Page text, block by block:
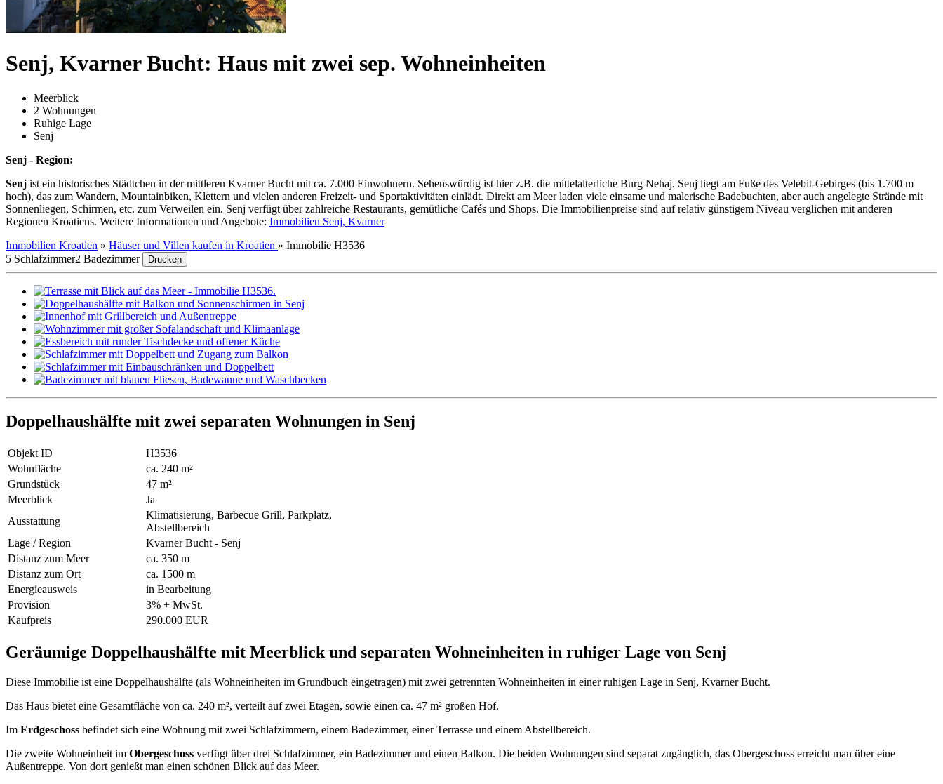
Senj, Kvarner Bucht: Haus mit zwei sep. Wohneinheiten
Meerblick
2 Wohnungen
Ruhige Lage
Senj
Senj - Region:
Senj ist ein historisches Städtchen in der mittleren Kvarner Bucht mit ca. 7.000 Einwohnern. Sehenswürdig ist hier z.B. die mittelalterliche Burg Nehaj. Senj liegt am Fuße des Velebit-Gebirges (bis 1.700 m
hoch), das zum Wandern, Mountainbiken, Klettern und vielen anderen Freizeit- und Sportaktivitäten einlädt. Direkt am Meer laden viele einsame und malerische Badebuchten, aber auch angelegte Strände mit
Sonnenliegen, Schirmen, etc. zum Verweilen ein. Senj verfügt über zahlreiche Restaurants, gemütliche Cafés und Shops. Die Immobilienpreise sind auf relativ günstigem Niveau verglichen mit anderen
Regionen Kroatiens. Weitere Informationen und Angebote: Immobilien Senj, Kvarner
Immobilien Kroatien » Häuser und Villen kaufen in Kroatien » Immobilie H3536
5 Schlafzimmer2 Badezimmer Drucken
Doppelhaushälfte mit zwei separaten Wohnungen in Senj
Objekt ID
H3536
Wohnfläche
ca. 240 m²
Grundstück
47 m²
Meerblick
Ja
Ausstattung
Klimatisierung, Barbecue Grill, Parkplatz,
Abstellbereich
Lage / Region
Kvarner Bucht - Senj
Distanz zum Meer
ca. 350 m
Distanz zum Ort
ca. 1500 m
Energieausweis
in Bearbeitung
Provision
3% + MwSt.
Kaufpreis
290.000 EUR
Geräumige Doppelhaushälfte mit Meerblick und separaten Wohneinheiten in ruhiger Lage von Senj
Diese Immobilie ist eine Doppelhaushälfte (als Wohneinheiten im Grundbuch eingetragen) mit zwei getrennten Wohneinheiten in einer ruhigen Lage in Senj, Kvarner Bucht.
Das Haus bietet eine Gesamtfläche von ca. 240 m², verteilt auf zwei Etagen, sowie einen ca. 47 m² großen Hof.
Im Erdgeschoss befindet sich eine Wohnung mit zwei Schlafzimmern, einem Badezimmer, einer Terrasse und einem Abstellbereich.
Die zweite Wohneinheit im Obergeschoss verfügt über drei Schlafzimmer, ein Badezimmer und einen Balkon. Die beiden Wohnungen sind separat zugänglich, das Obergeschoss erreicht man über eine
Außentreppe. Von dort genießt man einen schönen Blick auf das Meer.